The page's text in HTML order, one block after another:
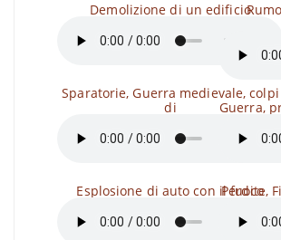
Demolizione di un edificio
Sparatorie, Guerra medievale, colpi
di
Esplosione di auto con il fuoco
Guerra,
Perdite,